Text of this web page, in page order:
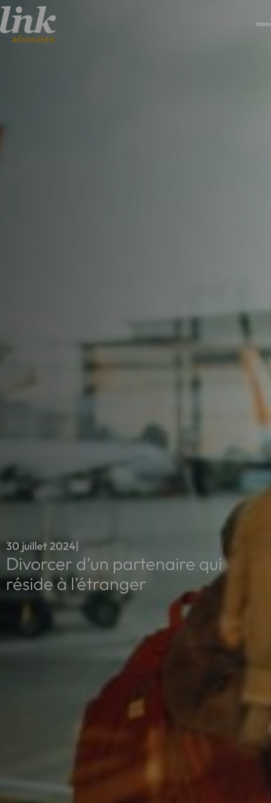
30 juillet 2024|
Divorcer d’un partenaire qui
réside à l’étranger